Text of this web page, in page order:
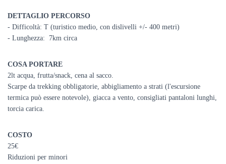
DETTAGLIO PERCORSO
- Difficoltà: T (turistico medio, con dislivelli +/- 400 metri)
- Lunghezza: 7km circa
COSA PORTARE
2lt acqua, frutta/snack, cena al sacco.
Scarpe da trekking obbligatorie, abbigliamento a strati (l'escursione
termica può essere notevole), giacca a vento, consigliati pantaloni lunghi,
torcia carica.
COSTO
25€
Riduzioni per minori